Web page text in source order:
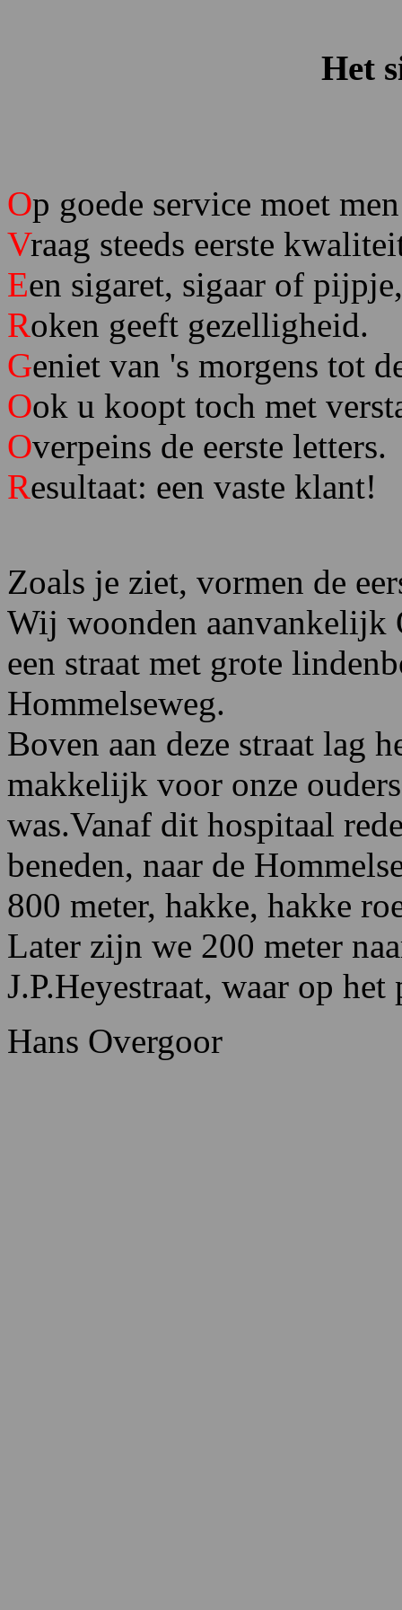
Het
Op goede service moet
Vraag steeds eerste
Een sigaret, sigaar of pijpje,
Roken geeft gezelligheid.
Geniet van 's morgens tot
Ook u koopt toch met
Overpeins de eerste letters.
Resultaat: een vaste klant!
Zoals je ziet, vormen de
Wij woonden aanvankelijk
een straat met grote
Hommelseweg.
Boven aan deze straat lag
makkelijk voor onze
was.Vanaf dit hospitaal
beneden, naar de
800 meter, hakke, hakke
Later zijn we 200 meter
J.P.Heyestraat, waar op
Hans Overgoor